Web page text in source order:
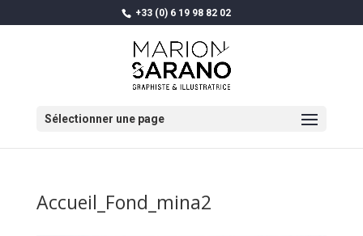
+33 (0) 6 19 98 82 02
Sélectionner une page
Accueil_Fond_mina2